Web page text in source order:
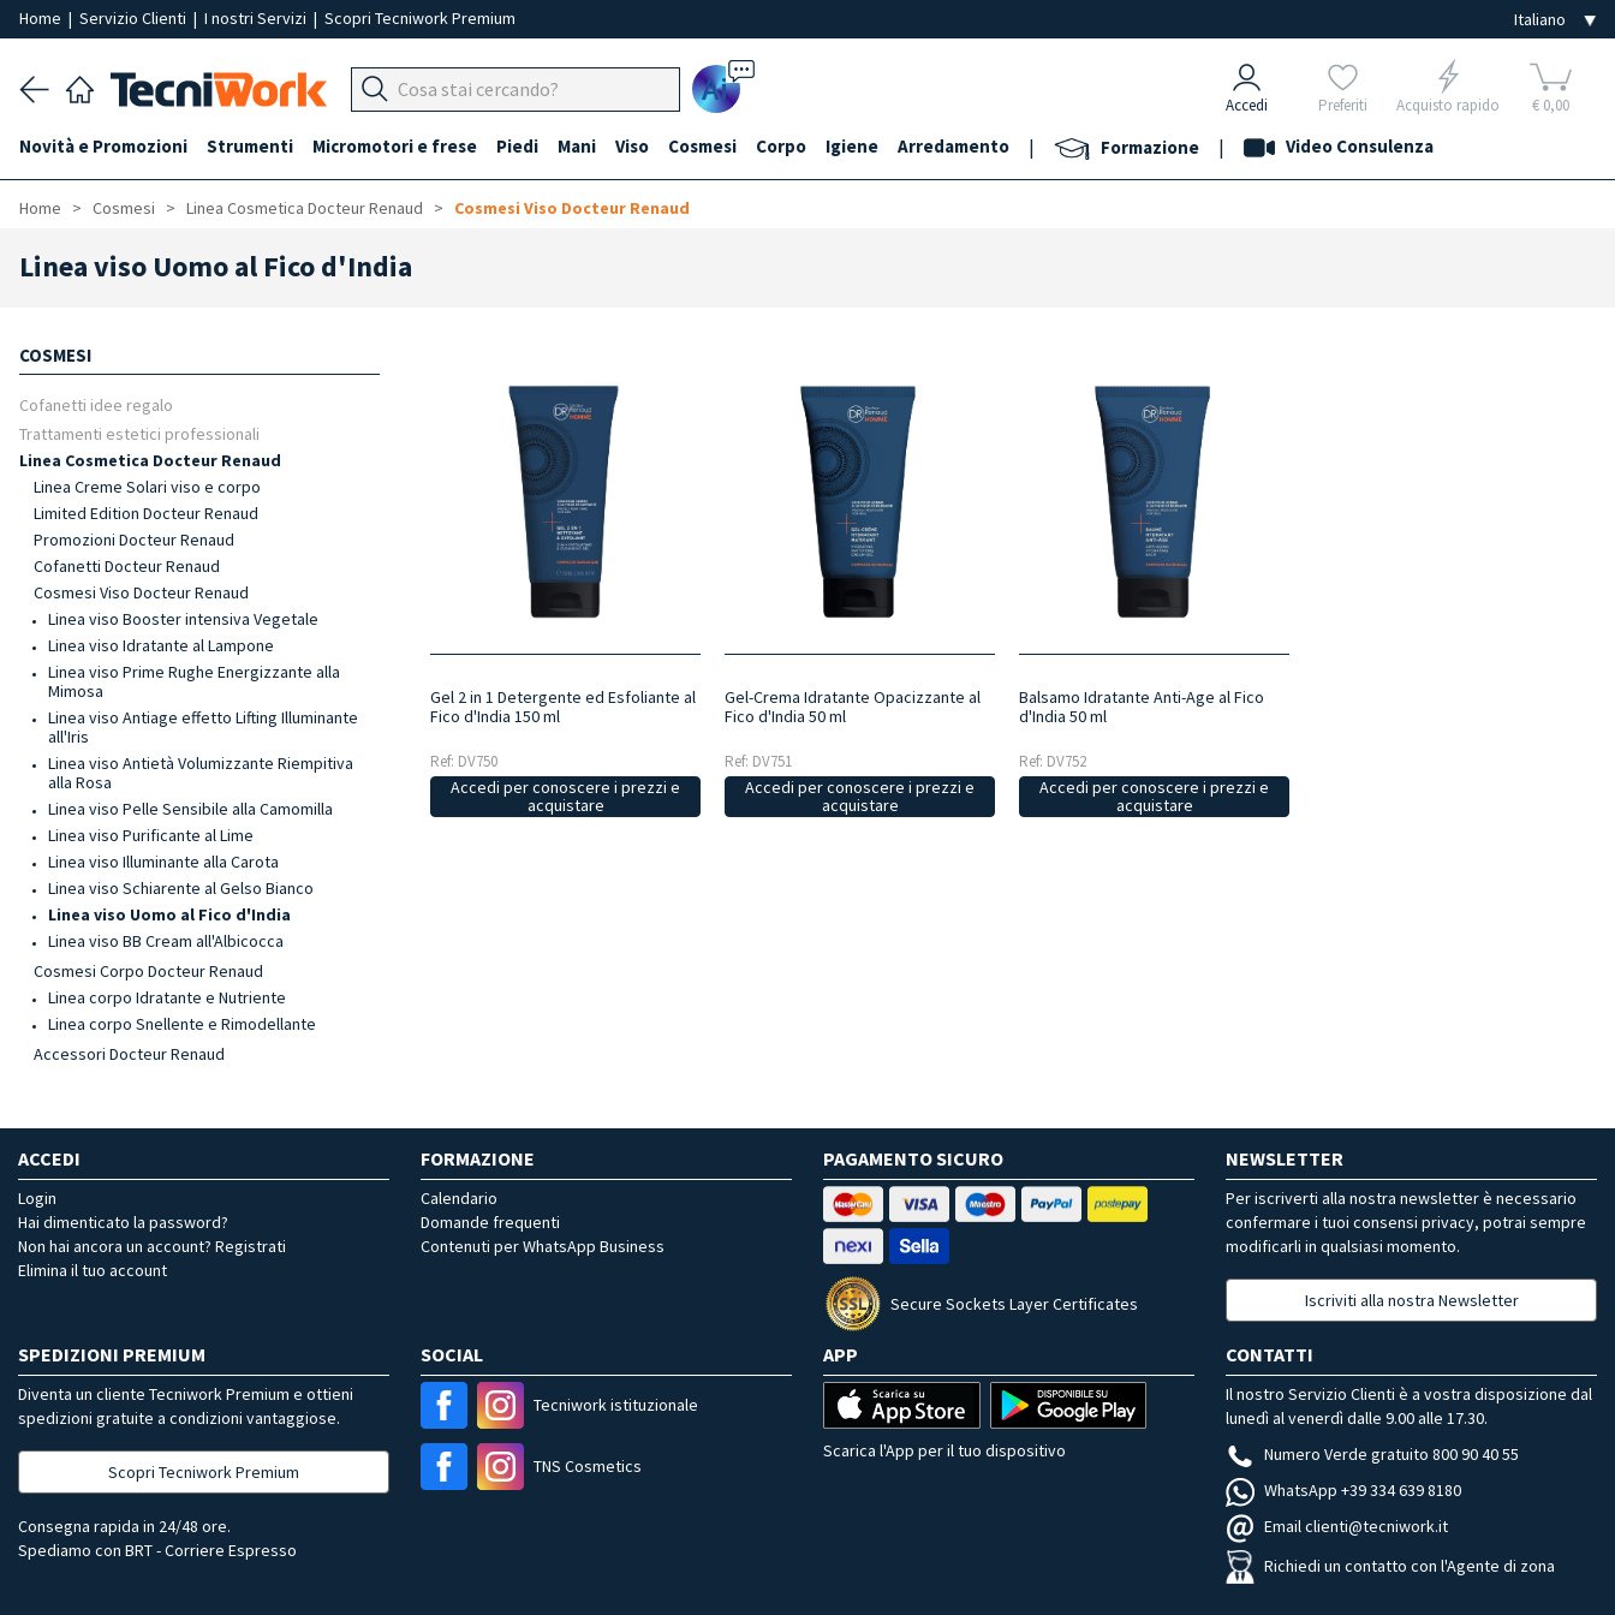
Home | Servizio Clienti | I nostri Servizi | Scopri Tecniwork Premium
Ai Accedi Preferiti Acquisto rapido € 0,00
Novità e Promozioni Strumenti Micromotori e frese Piedi Mani Viso Cosmesi Corpo Igiene Arredamento | Formazione | Video Consulenza
Home Cosmesi Linea Cosmetica Docteur Renaud Cosmesi Viso Docteur Renaud
Linea viso Uomo al Fico d'India
COSMESI
Cofanetti idee regalo
Trattamenti estetici professionali
Linea Cosmetica Docteur Renaud
Linea Creme Solari viso e corpo
Limited Edition Docteur Renaud
Promozioni Docteur Renaud
Cofanetti Docteur Renaud
Cosmesi Viso Docteur Renaud
Linea viso Booster intensiva Vegetale
Linea viso Idratante al Lampone
Linea viso Prime Rughe Energizzante alla
Mimosa
Linea viso Antiage effetto Lifting Illuminante
all'Iris
Linea viso Antietà Volumizzante Riempitiva
alla Rosa
Linea viso Pelle Sensibile alla Camomilla
Linea viso Purificante al Lime
Linea viso Illuminante alla Carota
Linea viso Schiarente al Gelso Bianco
Linea viso Uomo al Fico d'India
Linea viso BB Cream all'Albicocca
Cosmesi Corpo Docteur Renaud
Linea corpo Idratante e Nutriente
Linea corpo Snellente e Rimodellante
Accessori Docteur Renaud
Gel 2 in 1 Detergente ed Esfoliante al
Fico d'India 150 ml
Ref: DV750
Accedi per conoscere i prezzi e
acquistare
Gel-Crema Idratante Opacizzante al
Fico d'India 50 ml
Ref: DV751
Accedi per conoscere i prezzi e
acquistare
Balsamo Idratante Anti-Age al Fico
d'India 50 ml
Ref: DV752
Accedi per conoscere i prezzi e
acquistare
ACCEDI
Login
Hai dimenticato la password?
Non hai ancora un account? Registrati
Elimina il tuo account
FORMAZIONE
Calendario
Domande frequenti
Contenuti per WhatsApp Business
PAGAMENTO SICURO
Secure Sockets Layer Certificates
NEWSLETTER
Per iscriverti alla nostra newsletter è necessario
confermare i tuoi consensi privacy, potrai sempre
modificarli in qualsiasi momento.
Iscriviti alla nostra Newsletter
SPEDIZIONI PREMIUM
Diventa un cliente Tecniwork Premium e ottieni
spedizioni gratuite a condizioni vantaggiose.
Scopri Tecniwork Premium
Consegna rapida in 24/48 ore.
Spediamo con BRT - Corriere Espresso
SOCIAL
Tecniwork istituzionale
TNS Cosmetics
APP
Scarica l'App per il tuo dispositivo
CONTATTI
Il nostro Servizio Clienti è a vostra disposizione dal
lunedì al venerdì dalle 9.00 alle 17.30.
Numero Verde gratuito 800 90 40 55
WhatsApp +39 334 639 8180
Email clienti@tecniwork.it
Richiedi un contatto con l'Agente di zona